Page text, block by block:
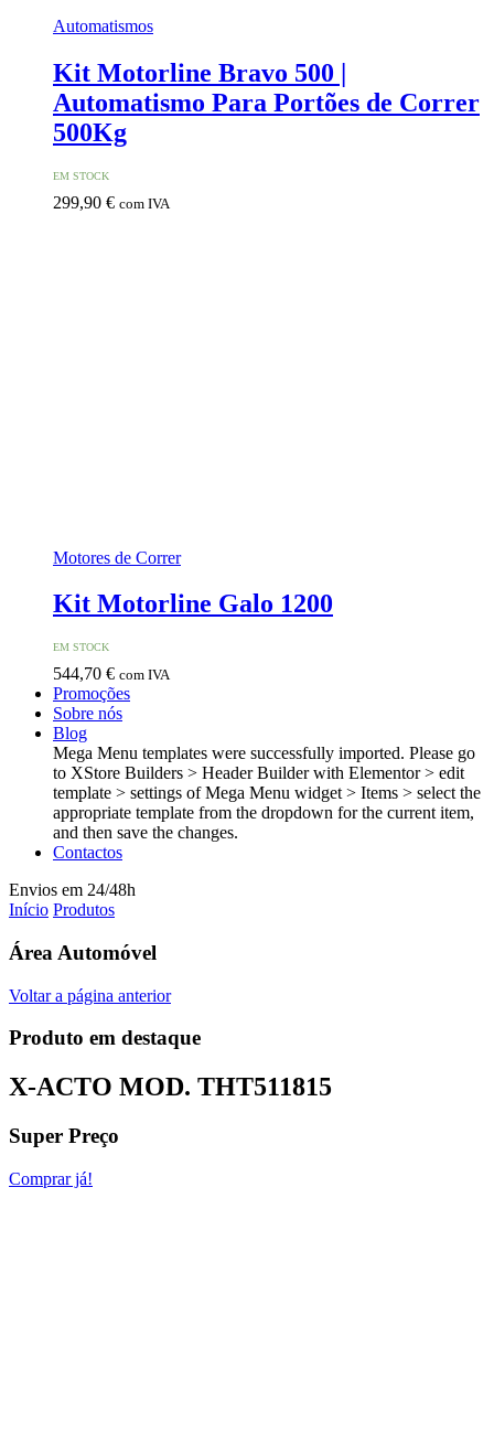
Automatismos
Kit Motorline Bravo 500 |
Automatismo Para Portões de Correr
500Kg
EM STOCK
299,90 € com IVA
Motores de Correr
Kit Motorline Galo 1200
EM STOCK
544,70 € com IVA
Promoções
Sobre nós
Blog
Mega Menu templates were successfully imported. Please go
to XStore Builders > Header Builder with Elementor > edit
template > settings of Mega Menu widget > Items > select the
appropriate template from the dropdown for the current item,
and then save the changes.
Contactos
Envios em 24/48h
Início Produtos
Área Automóvel
Voltar a página anterior
Produto em destaque
X-ACTO MOD. THT511815
Super Preço
Comprar já!